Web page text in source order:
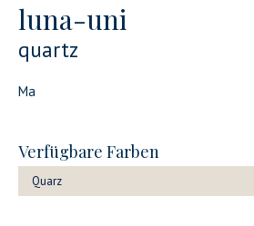
luna-uni
quartz
Ma
Verfügbare Farben
Quarz